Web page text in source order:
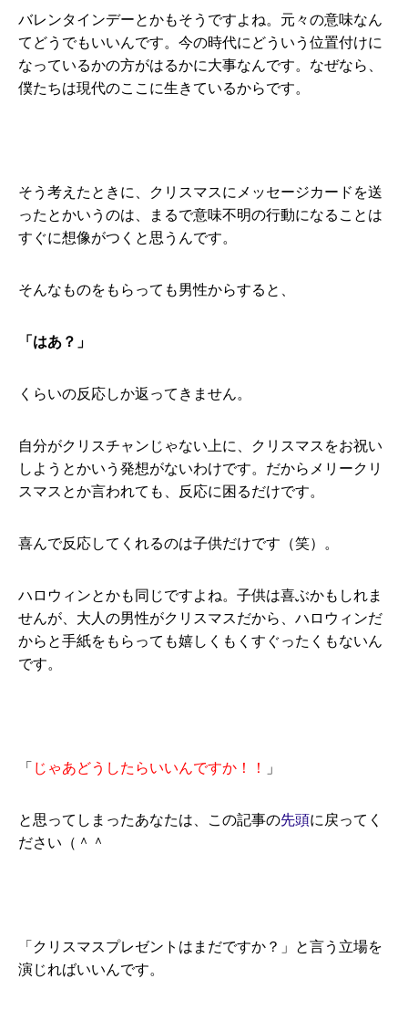
バレンタインデーとかもそうですよね。元々の意味なん
てどうでもいいんです。今の時代にどういう位置付けに
なっているかの方がはるかに大事なんです。なぜなら、
僕たちは現代のここに生きているからです。
そう考えたときに、クリスマスにメッセージカードを送
ったとかいうのは、まるで意味不明の行動になることは
すぐに想像がつくと思うんです。
そんなものをもらっても男性からすると、
「はあ？」
くらいの反応しか返ってきません。
自分がクリスチャンじゃない上に、クリスマスをお祝い
しようとかいう発想がないわけです。だからメリークリ
スマスとか言われても、反応に困るだけです。
喜んで反応してくれるのは子供だけです（笑）。
ハロウィンとかも同じですよね。子供は喜ぶかもしれま
せんが、大人の男性がクリスマスだから、ハロウィンだ
からと手紙をもらっても嬉しくもくすぐったくもないん
です。
「 じゃあどうしたらいいんですか！！ 」
と思ってしまったあなたは、この記事の先頭に戻ってく
ださい（＾＾
「クリスマスプレゼントはまだですか？」と言う立場を
演じればいいんです。